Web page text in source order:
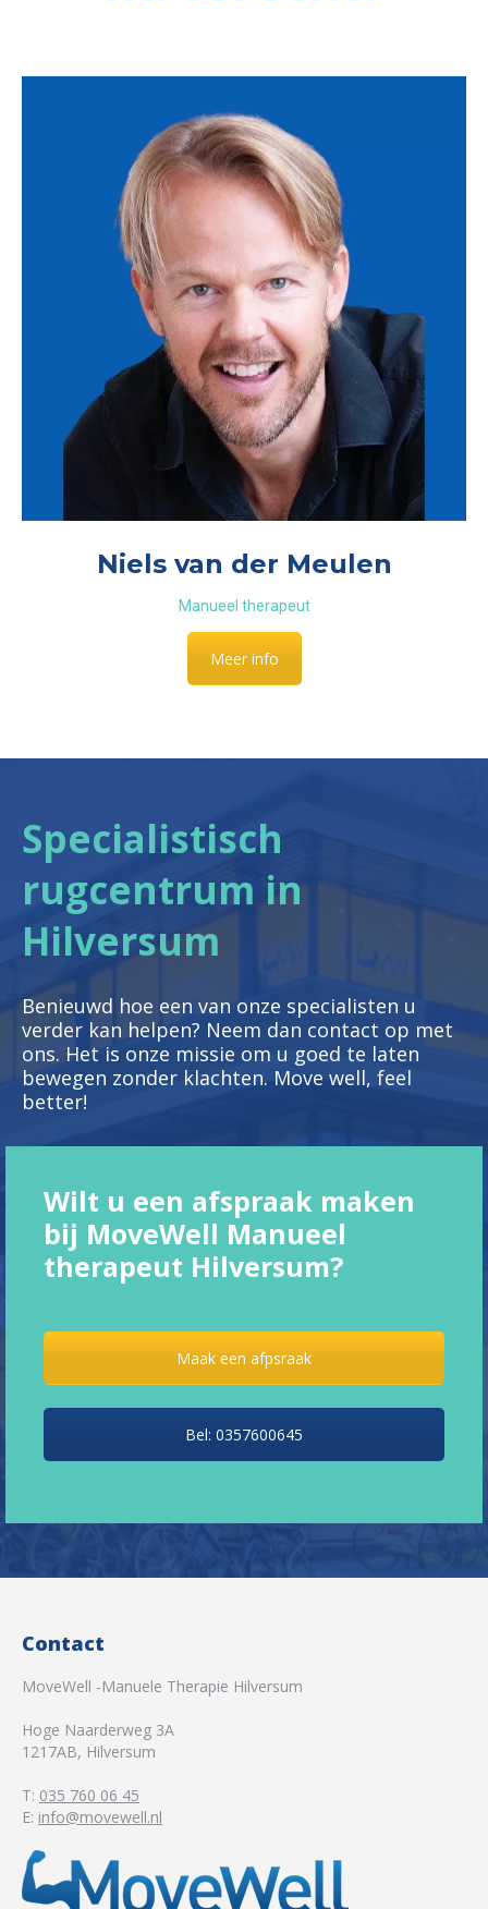
Niels van der Meulen
Manueel therapeut
Meer info
Specialistisch
rugcentrum in
Hilversum
Benieuwd hoe een van onze specialisten u
verder kan helpen? Neem dan contact op met
ons. Het is onze missie om u goed te laten
bewegen zonder klachten. Move well, feel
better!
Wilt u een afspraak maken
bij MoveWell Manueel
therapeut Hilversum?
Maak een afpsraak
Bel: 0357600645
Contact
MoveWell -Manuele Therapie Hilversum
Hoge Naarderweg 3A
1217AB, Hilversum
T: 035 760 06 45
E: info@movewell.nl